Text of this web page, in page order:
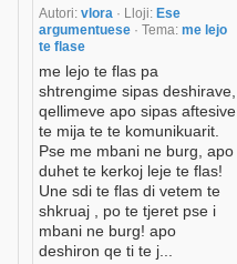
Autori: vlora · Lloji: Ese
argumentuese · Tema: me lejo
te flase
me lejo te flas pa
shtrengime sipas deshirave,
qellimeve apo sipas aftesive
te mija te te komunikuarit.
Pse me mbani ne burg, apo
duhet te kerkoj leje te flas!
Une sdi te flas di vetem te
shkruaj , po te tjeret pse i
mbani ne burg! apo
deshiron qe ti te j...